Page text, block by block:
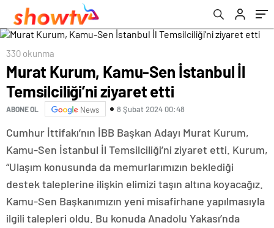
330 okunma
Murat Kurum, Kamu-Sen İstanbul İl
Temsilciliği’ni ziyaret etti
ABONE OL News 8 Şubat 2024 00:48
Cumhur İttifakı’nın İBB Başkan Adayı Murat Kurum,
Kamu-Sen İstanbul İl Temsilciliği’ni ziyaret etti. Kurum,
“Ulaşım konusunda da memurlarımızın beklediği
destek taleplerine ilişkin elimizi taşın altına koyacağız.
Kamu-Sen Başkanımızın yeni misafirhane yapılmasıyla
ilgili talepleri oldu. Bu konuda Anadolu Yakası’nda